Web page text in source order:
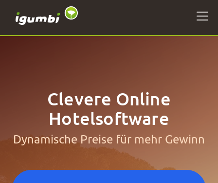
Clevere Online
Hotelsoftware
Dynamische Preise für mehr Gewinn